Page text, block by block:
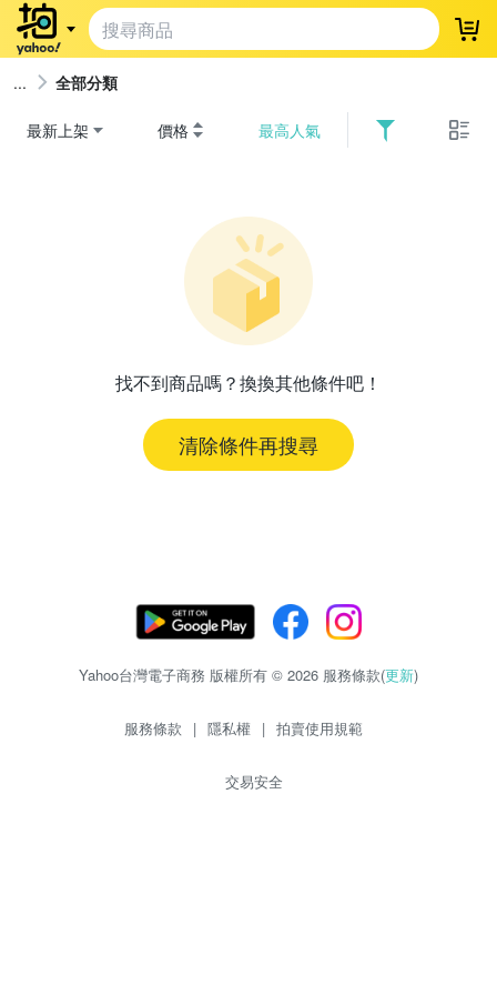
登
全部分類
最新上架 價格 最高人氣
找不到商品嗎？換換其他條件吧！
清除條件再搜尋
Yahoo台灣電子商務 版權所有 © 2026 服務條款(更新)
服務條款 | 隱私權 | 拍賣使用規範
交易安全